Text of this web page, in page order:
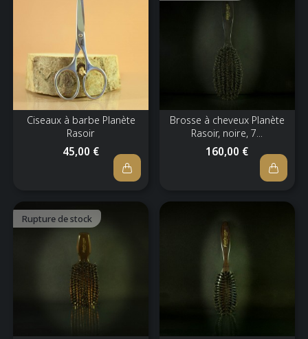
Ciseaux à barbe Planète
Rasoir
45,00 €
Brosse à cheveux Planète
Rasoir, noire, 7...
160,00 €
Rupture de stock